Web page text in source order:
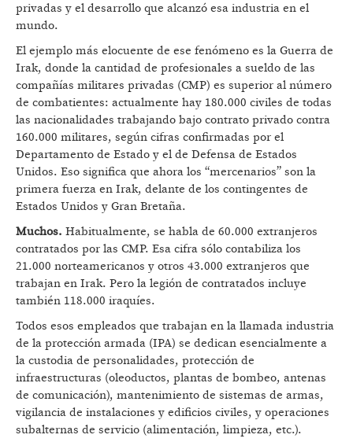
privadas y el desarrollo que alcanzó esa industria en el
mundo.
El ejemplo más elocuente de ese fenómeno es la Guerra de
Irak, donde la cantidad de profesionales a sueldo de las
compañías militares privadas (CMP) es superior al número
de combatientes: actualmente hay 180.000 civiles de todas
las nacionalidades trabajando bajo contrato privado contra
160.000 militares, según cifras confirmadas por el
Departamento de Estado y el de Defensa de Estados
Unidos. Eso significa que ahora los “mercenarios” son la
primera fuerza en Irak, delante de los contingentes de
Estados Unidos y Gran Bretaña.
Muchos. Habitualmente, se habla de 60.000 extranjeros
contratados por las CMP. Esa cifra sólo contabiliza los
21.000 norteamericanos y otros 43.000 extranjeros que
trabajan en Irak. Pero la legión de contratados incluye
también 118.000 iraquíes.
Todos esos empleados que trabajan en la llamada industria
de la protección armada (IPA) se dedican esencialmente a
la custodia de personalidades, protección de
infraestructuras (oleoductos, plantas de bombeo, antenas
de comunicación), mantenimiento de sistemas de armas,
vigilancia de instalaciones y edificios civiles, y operaciones
subalternas de servicio (alimentación, limpieza, etc.).